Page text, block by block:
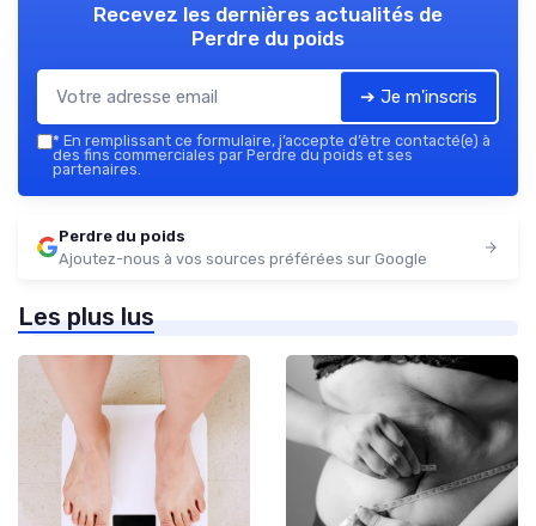
Recevez les dernières actualités de
Perdre du poids
➔ Je m'inscris
* En remplissant ce formulaire, j’accepte d’être contacté(e) à
des fins commerciales par Perdre du poids et ses
partenaires.
Perdre du poids
Ajoutez-nous à vos sources préférées sur Google
Les plus lus